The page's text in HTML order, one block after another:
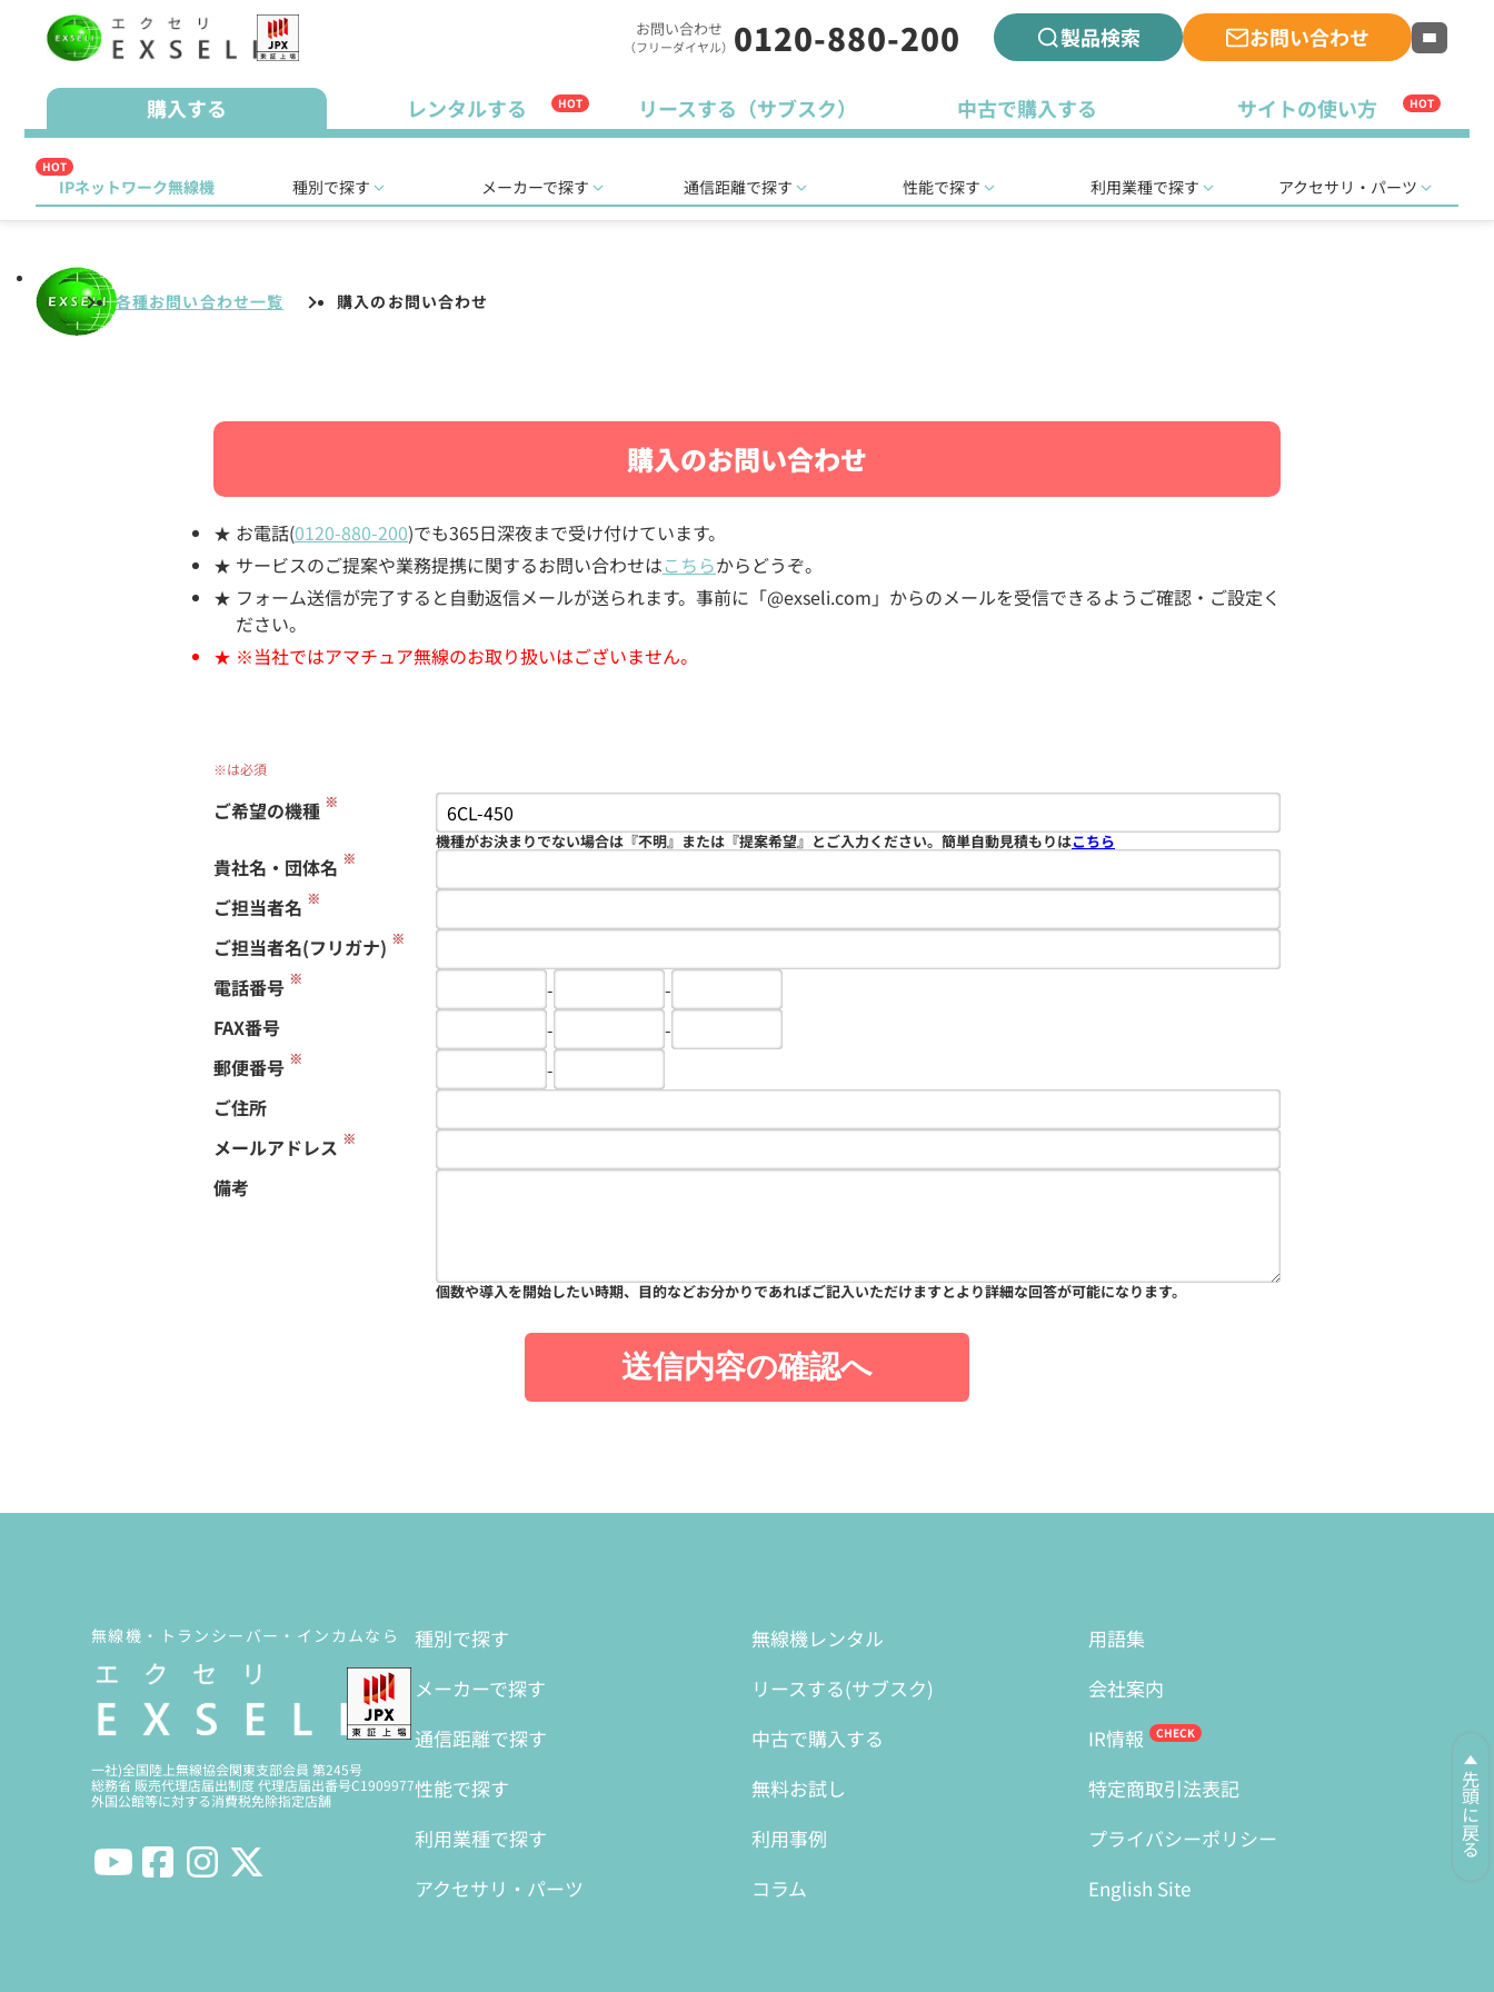
お問い合わせ
（フリーダイヤル） 0120-880-200 製品検索 お問い合わせ
購入する レンタルする HOT リースする（サブスク） 中古で購入する サイトの使い方 HOT
HOT
IPネットワーク無線機 種別で探す メーカーで探す 通信距離で探す 性能で探す 利用業種で探す アクセサリ・パーツ
各種お問い合わせ一覧 購入のお問い合わせ
購入のお問い合わせ
お電話(0120-880-200)でも365日深夜まで受け付けています。
サービスのご提案や業務提携に関するお問い合わせはこちらからどうぞ。
フォーム送信が完了すると自動返信メールが送られます。事前に「@exseli.com」からのメールを受信できるようご確認・ご設定く
ださい。
※当社ではアマチュア無線のお取り扱いはございません。
※は必須
ご希望の機種 ※
機種がお決まりでない場合は『不明』または『提案希望』とご入力ください。簡単自動見積もりはこちら
貴社名・団体名 ※
ご担当者名 ※
ご担当者名(フリガナ) ※
電話番号 ※ -
-
FAX番号
-
-
郵便番号 ※
-
ご住所
メールアドレス ※
備考
個数や導入を開始したい時期、目的などお分かりであればご記入いただけますとより詳細な回答が可能になります。
送信内容の確認へ
先頭に戻る
無線機・トランシーバー・インカムなら
一社)全国陸上無線協会関東支部会員 第245号
総務省 販売代理店届出制度 代理店届出番号C1909977
外国公館等に対する消費税免除指定店舗
種別で探す
メーカーで探す
通信距離で探す
性能で探す
利用業種で探す
アクセサリ・パーツ
無線機レンタル
リースする(サブスク)
中古で購入する
無料お試し
利用事例
コラム
用語集
会社案内
IR情報
特定商取引法表記
プライバシーポリシー
English Site